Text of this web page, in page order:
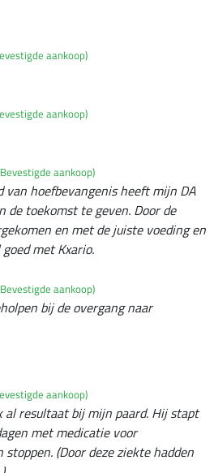
aankoop)
aankoop)
aankoop)
van hoefbevangenis heeft mijn DA
de toekomst te geven. Door de
en met de juiste voeding en
met Kxario.
aankoop)
bij de overgang naar
aankoop)
al resultaat bij mijn paard. Hij stapt
met medicatie voor
(Door deze ziekte hadden